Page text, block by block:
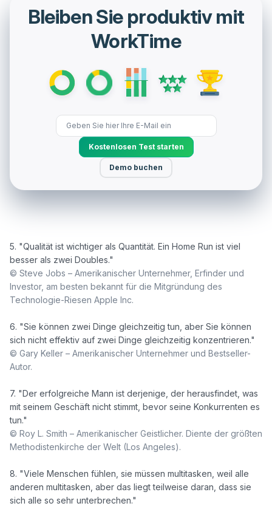
Bleiben Sie produktiv mit
WorkTime
Kostenlosen Test starten
Demo buchen
5. "Qualität ist wichtiger als Quantität. Ein Home Run ist viel
© Steve Jobs – Amerikanischer Unternehmer, Erfinder und
Investor, am besten bekannt für die Mitgründung des
Technologie-Riesen Apple Inc.
6. "Sie können zwei Dinge gleichzeitig tun, aber Sie können
© Gary Keller – Amerikanischer Unternehmer und Bestseller-
Autor.
7. "Der erfolgreiche Mann ist derjenige, der herausfindet, was
mit seinem Geschäft nicht stimmt, bevor seine Konkurrenten es
© Roy L. Smith – Amerikanischer Geistlicher. Diente der größten
Methodistenkirche der Welt (Los Angeles).
8. "Viele Menschen fühlen, sie müssen multitasken, weil alle
anderen multitasken, aber das liegt teilweise daran, dass sie